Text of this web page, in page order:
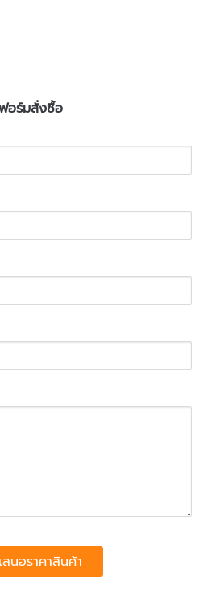
อร์มสั่งซื้อ
สนอราคาสินค้า